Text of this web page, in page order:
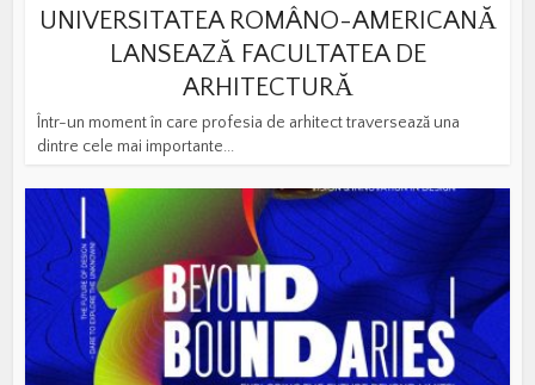
UNIVERSITATEA ROMÂNO-AMERICANĂ
LANSEAZĂ FACULTATEA DE
ARHITECTURĂ
Într-un moment în care profesia de arhitect traversează una
dintre cele mai importante...